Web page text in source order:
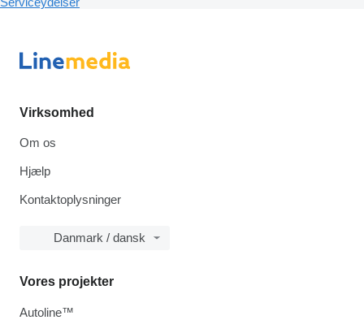
Virksomhed
Om os
Hjælp
Kontaktoplysninger
Danmark / dansk
Vores projekter
Autoline™